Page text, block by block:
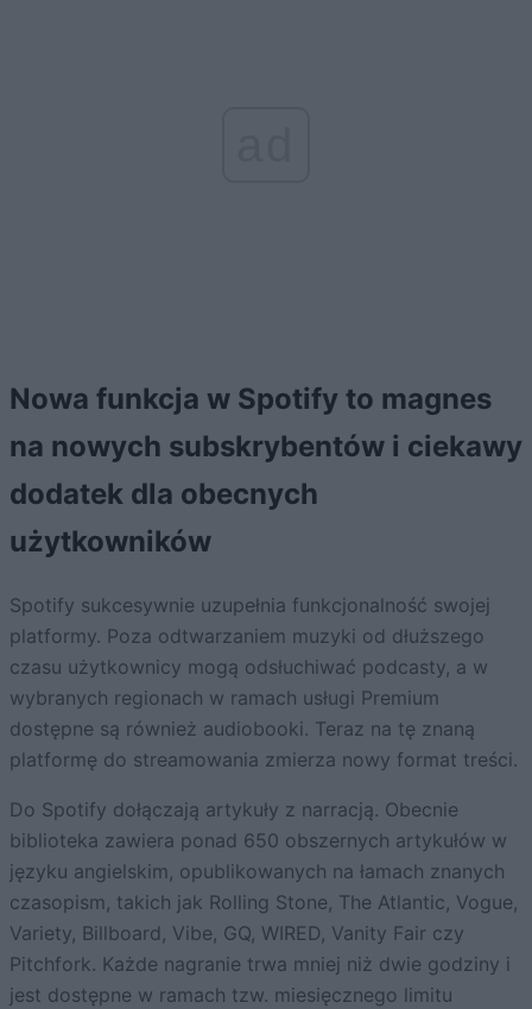
Nowa funkcja w Spotify to magnes
na nowych subskrybentów i ciekawy
dodatek dla obecnych
użytkowników
Spotify sukcesywnie uzupełnia funkcjonalność swojej
platformy. Poza odtwarzaniem muzyki od dłuższego
czasu użytkownicy mogą odsłuchiwać podcasty, a w
wybranych regionach w ramach usługi Premium
dostępne są również audiobooki. Teraz na tę znaną
platformę do streamowania zmierza nowy format treści.
Do Spotify dołączają artykuły z narracją. Obecnie
biblioteka zawiera ponad 650 obszernych artykułów w
języku angielskim, opublikowanych na łamach znanych
czasopism, takich jak Rolling Stone, The Atlantic, Vogue,
Variety, Billboard, Vibe, GQ, WIRED, Vanity Fair czy
Pitchfork. Każde nagranie trwa mniej niż dwie godziny i
jest dostępne w ramach tzw. miesięcznego limitu